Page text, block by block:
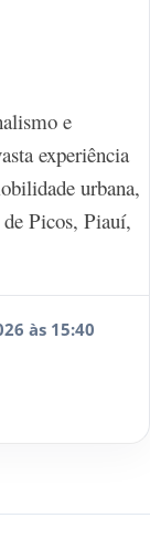
e
experiência
urbana,
Picos, Piauí,
às 15:40